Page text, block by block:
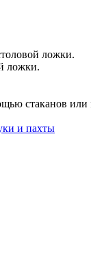
ложки.
ложки.
стаканов
и пахты